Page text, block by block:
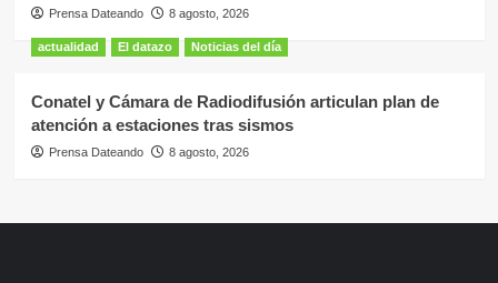
Prensa Dateando 8 agosto, 2026
actualidad El datazo Noticias del día
Conatel y Cámara de Radiodifusión articulan plan de
atención a estaciones tras sismos
Prensa Dateando 8 agosto, 2026